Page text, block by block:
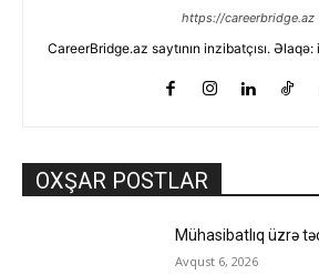
https://careerbridge.az
CareerBridge.az saytının inzibatçısı.
OXŞAR POSTLAR
Mühasibatlıq üzrə
Avqust 6, 2026